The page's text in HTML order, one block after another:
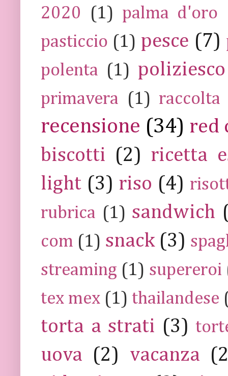
2020
(1) palma d'oro
pasticcio (1) pesce (7)
polenta (1) poliziesco
primavera (1) raccolta
recensione (34) red
biscotti (2) ricetta
light (3) riso (4)
rubrica (1) sandwich
com (1) snack (3)
streaming (1) supereroi
tex mex (1) thailandese
torta a strati (3)
uova (2) vacanza